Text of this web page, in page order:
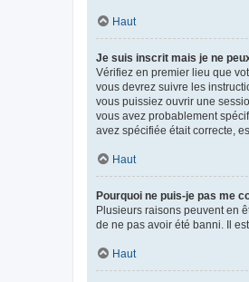
Haut
Je suis inscrit mais je ne
Vérifiez en premier lieu que
vous devrez suivre les
vous puissiez ouvrir une
vous avez probablement
avez spécifiée était correcte,
Haut
Pourquoi ne puis-je pas me
Plusieurs raisons peuvent en
de ne pas avoir été banni. Il
Haut